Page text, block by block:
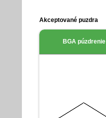
Akceptované puzdra
BGA púzdrenie